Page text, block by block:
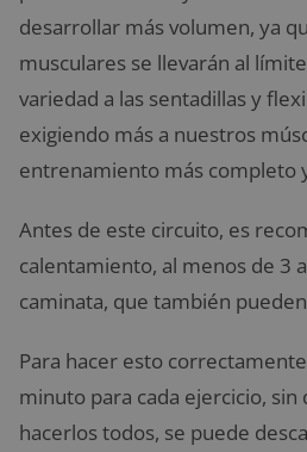
desarrollar más volumen, ya
musculares se llevarán al
variedad a las sentadillas y
exigiendo más a nuestros
entrenamiento más completo
Antes de este circuito, es
calentamiento, al menos de 3
caminata, que también
Para hacer esto
minuto para cada ejercicio, sin
hacerlos todos, se puede